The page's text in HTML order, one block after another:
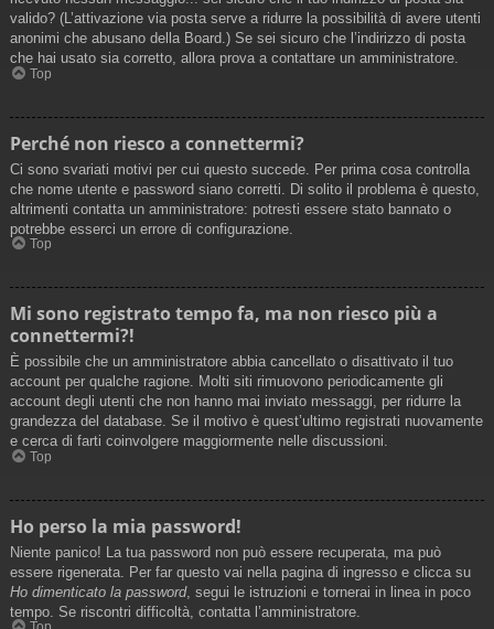
valido? (L’attivazione via posta serve a ridurre la possibilità di avere utenti
anonimi che abusano della Board.) Se sei sicuro che l’indirizzo di posta
che hai usato sia corretto, allora prova a contattare un amministratore.
Top
Perché non riesco a connettermi?
Ci sono svariati motivi per cui questo succede. Per prima cosa controlla
che nome utente e password siano corretti. Di solito il problema è questo,
altrimenti contatta un amministratore: potresti essere stato bannato o
potrebbe esserci un errore di configurazione.
Top
Mi sono registrato tempo fa, ma non riesco più a
connettermi?!
È possibile che un amministratore abbia cancellato o disattivato il tuo
account per qualche ragione. Molti siti rimuovono periodicamente gli
account degli utenti che non hanno mai inviato messaggi, per ridurre la
grandezza del database. Se il motivo è quest’ultimo registrati nuovamente
e cerca di farti coinvolgere maggiormente nelle discussioni.
Top
Ho perso la mia password!
Niente panico! La tua password non può essere recuperata, ma può
essere rigenerata. Per far questo vai nella pagina di ingresso e clicca su
Ho dimenticato la password, segui le istruzioni e tornerai in linea in poco
tempo. Se riscontri difficoltà, contatta l’amministratore.